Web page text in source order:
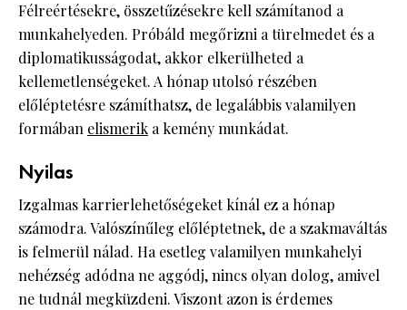
Félreértésekre, összetűzésekre kell számítanod a
munkahelyeden. Próbáld megőrizni a türelmedet és a
diplomatikusságodat, akkor elkerülheted a
kellemetlenségeket. A hónap utolsó részében
előléptetésre számíthatsz, de legalábbis valamilyen
formában elismerik a kemény munkádat.
Nyilas
Izgalmas karrierlehetőségeket kínál ez a hónap
számodra. Valószínűleg előléptetnek, de a szakmaváltás
is felmerül nálad. Ha esetleg valamilyen munkahelyi
nehézség adódna ne aggódj, nincs olyan dolog, amivel
ne tudnál megküzdeni. Viszont azon is érdemes